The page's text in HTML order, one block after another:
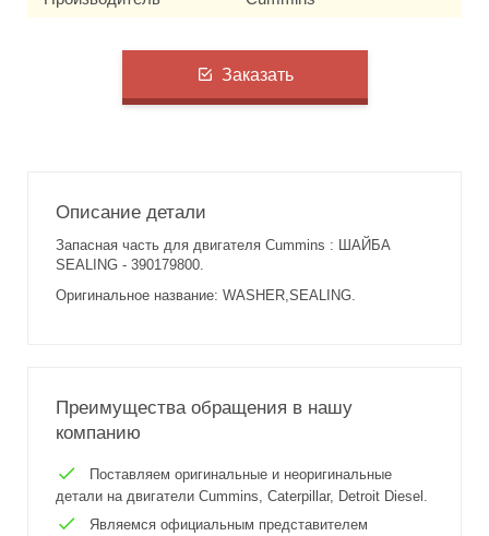
Заказать
Описание детали
Запасная часть для двигателя Cummins : ШАЙБА
SEALING - 390179800.
Оригинальное название: WASHER,SEALING.
Преимущества обращения в нашу
компанию
Поставляем оригинальные и неоригинальные
детали на двигатели Cummins, Caterpillar, Detroit Diesel.
Являемся официальным представителем